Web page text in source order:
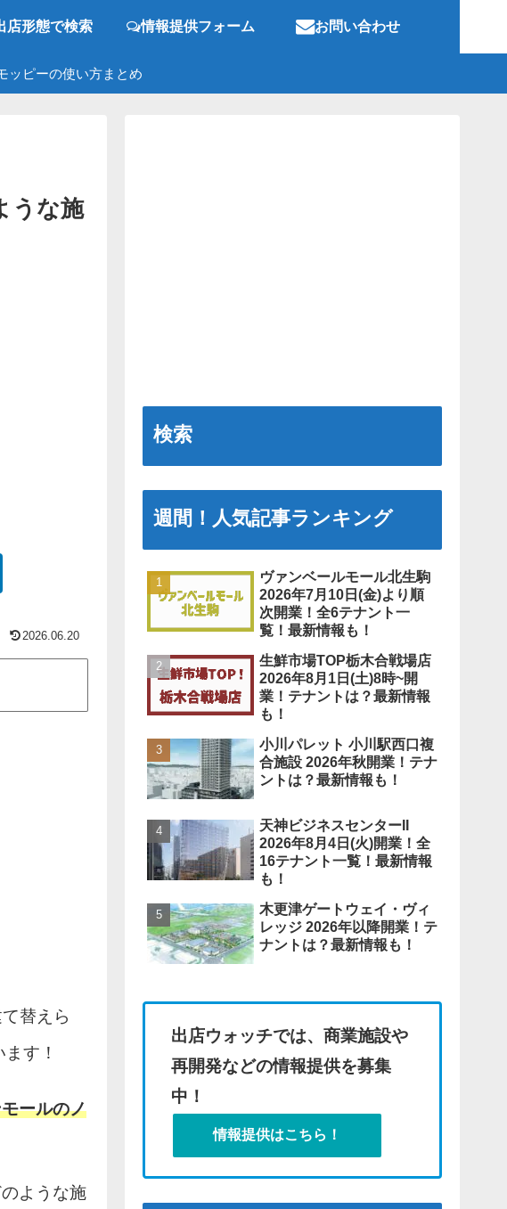
店形態で検索 情報提供フォーム お問い合わせ
ッピーの使い方まとめ
うな施
2026.06.20
替えら
す！
ールのノ
ような施
検索
週間！人気記事ランキング
ヴァンベールモール北生駒
2026年7月10日(金)より順
次開業！全6テナント一
覧！最新情報も！
生鮮市場TOP栃木合戦場店
2026年8月1日(土)8時~開
業！テナントは？最新情報
も！
小川パレット 小川駅西口複
合施設 2026年秋開業！テナ
ントは？最新情報も！
天神ビジネスセンターII
2026年8月4日(火)開業！全
16テナント一覧！最新情報
も！
木更津ゲートウェイ・ヴィ
レッジ 2026年以降開業！テ
ナントは？最新情報も！
出店ウォッチでは、商業施設や
再開発などの情報提供を募集
中！
情報提供はこちら！